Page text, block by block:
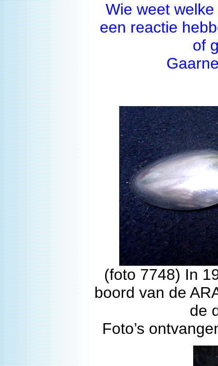
Wie weet
een reactie
of
(foto 7748) In
boord van de
de
Foto’s